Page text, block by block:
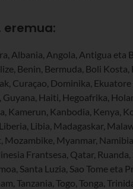
eremua:
Albania, Angola, Antigua eta
Benin, Bermuda, Boli
Curaçao, Dominika,
Haiti, Hegoafrika,
Kamerun, Kanbodia, Kenya,
Libia, Madagaskar,
Myanmar,
Frantsesa, Qatar,
Santa Luzia, Sao Tome eta
Tanzania, Togo, Tonga,